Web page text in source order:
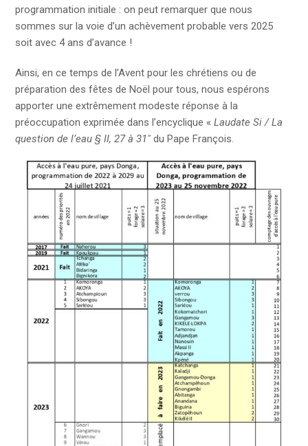
programmation initiale : on peut remarquer que nous
sommes sur la voie d’un achèvement probable vers 2025
soit avec 4 ans d’avance !
Ainsi, en ce temps de l’Avent pour les chrétiens ou de
préparation des fêtes de Noël pour tous, nous espérons
apporter une extrêmement modeste réponse à la
préoccupation exprimée dans l’encyclique «Laudate Si / La
question de l’eau § II, 27 à 31″ du Pape François.